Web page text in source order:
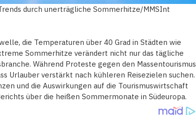
durch unerträgliche Sommerhitze/MMSInt
die Temperaturen über 40 Grad in Städten wie
Sommerhitze verändert nicht nur das tägliche
Während Proteste gegen den Massentourismus
Urlauber verstärkt nach kühleren Reisezielen suchen.
und die Auswirkungen auf die Tourismuswirtschaft
über die heißen Sommermonate in Südeuropa.